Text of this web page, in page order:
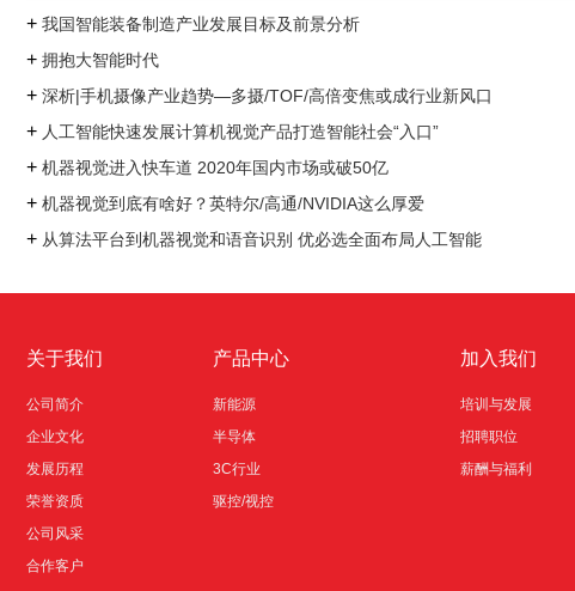
+ 我国智能装备制造产业发展目标及前景分析
+ 拥抱大智能时代
+ 深析|手机摄像产业趋势—多摄/TOF/高倍变焦或成行业新风口
+ 人工智能快速发展计算机视觉产品打造智能社会“入口”
+ 机器视觉进入快车道 2020年国内市场或破50亿
+ 机器视觉到底有啥好？英特尔/高通/NVIDIA这么厚爱
+ 从算法平台到机器视觉和语音识别 优必选全面布局人工智能
关于我们
公司简介
企业文化
发展历程
荣誉资质
公司风采
合作客户
产品中心
新能源
半导体
3C行业
驱控/视控
加入我们
培训与发展
招聘职位
薪酬与福利